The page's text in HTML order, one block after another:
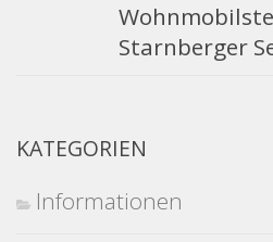
Starnberger
KATEGORIEN
Informationen